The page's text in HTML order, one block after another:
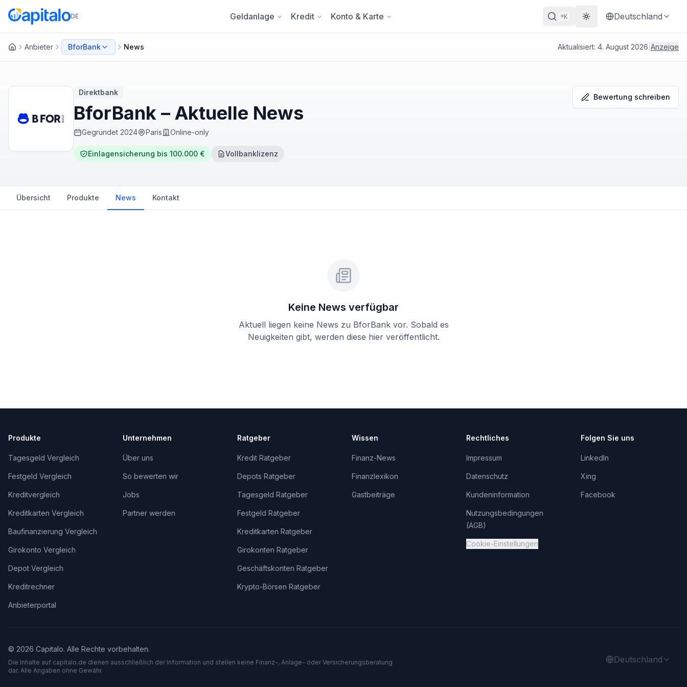
DE Geldanlage Kredit Konto & Karte ⌘K Theme wechseln
Deutschland
Anbieter BforBank News Aktualisiert: 4. August 2026 Anzeige
Direktbank
BforBank – Aktuelle News
Gegründet 2024 Paris Online-only
Einlagensicherung bis 100.000 € Vollbanklizenz
Bewertung schreiben
Übersicht Produkte News Kontakt
Keine News verfügbar
Aktuell liegen keine News zu BforBankvor. Sobald es
Neuigkeiten gibt, werden diese hier veröffentlicht.
Produkte
Tagesgeld Vergleich
Festgeld Vergleich
Kreditvergleich
Kreditkarten Vergleich
Baufinanzierung Vergleich
Girokonto Vergleich
Depot Vergleich
Kreditrechner
Anbieterportal
Unternehmen
Über uns
So bewerten wir
Jobs
Partner werden
Ratgeber
Kredit Ratgeber
Depots Ratgeber
Tagesgeld Ratgeber
Festgeld Ratgeber
Kreditkarten Ratgeber
Girokonten Ratgeber
Geschäftskonten Ratgeber
Krypto-Börsen Ratgeber
Wissen
Finanz-News
Finanzlexikon
Gastbeiträge
Rechtliches
Impressum
Datenschutz
Kundeninformation
Nutzungsbedingungen
(AGB)
Cookie-Einstellungen
Folgen Sie uns
LinkedIn
Xing
Facebook
© 2026 Capitalo. Alle Rechte vorbehalten.
Die Inhalte auf capitalo.de dienen ausschließlich der Information und stellen keine Finanz-, Anlage- oder Versicherungsberatung
dar. Alle Angaben ohne Gewähr.
Deutschland